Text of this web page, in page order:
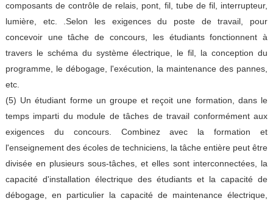
composants de contrôle de relais, pont, fil, tube de fil, interrupteur,
lumière, etc. .Selon les exigences du poste de travail, pour
concevoir une tâche de concours, les étudiants fonctionnent à
travers le schéma du système électrique, le fil, la conception du
programme, le débogage, l'exécution, la maintenance des pannes,
etc.
(5) Un étudiant forme un groupe et reçoit une formation, dans le
temps imparti du module de tâches de travail conformément aux
exigences du concours. Combinez avec la formation et
l'enseignement des écoles de techniciens, la tâche entière peut être
divisée en plusieurs sous-tâches, et elles sont interconnectées, la
capacité d'installation électrique des étudiants et la capacité de
débogage, en particulier la capacité de maintenance électrique,